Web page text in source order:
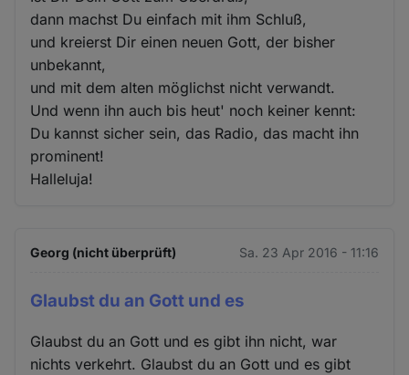
dann machst Du einfach mit ihm Schluß,
und kreierst Dir einen neuen Gott, der bisher
unbekannt,
und mit dem alten möglichst nicht verwandt.
Und wenn ihn auch bis heut' noch keiner kennt:
Du kannst sicher sein, das Radio, das macht ihn
prominent!
Halleluja!
Georg (nicht überprüft) Sa. 23 Apr 2016 - 11:16
Glaubst du an Gott und es
Glaubst du an Gott und es gibt ihn nicht, war
nichts verkehrt. Glaubst du an Gott und es gibt